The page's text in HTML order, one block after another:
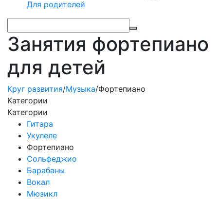
Для родителей
Занятия фортепиано
для детей
Круг развития/Музыка/Фортепиано
Категории
Категории
Гитара
Укулеле
Фортепиано
Сольфеджио
Барабаны
Вокал
Мюзикл